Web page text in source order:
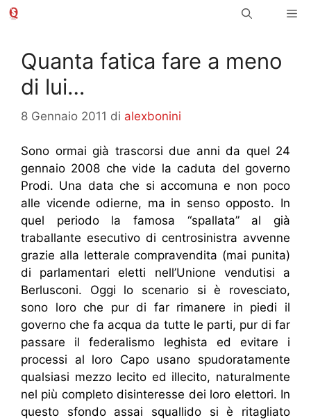
Vai
Quanta fatica fare a meno
di lui…
8 Gennaio 2011 di alexbonini
Sono ormai già trascorsi due anni da quel 24
gennaio 2008 che vide la caduta del governo
Prodi. Una data che si accomuna e non poco
alle vicende odierne, ma in senso opposto. In
quel periodo la famosa “spallata” al già
traballante esecutivo di centrosinistra avvenne
grazie alla letterale compravendita (mai punita)
di parlamentari eletti nell’Unione vendutisi a
Berlusconi. Oggi lo scenario si è rovesciato,
sono loro che pur di far rimanere in piedi il
governo che fa acqua da tutte le parti, pur di far
passare il federalismo leghista ed evitare i
processi al loro Capo usano spudoratamente
qualsiasi mezzo lecito ed illecito, naturalmente
nel più completo disinteresse dei loro elettori. In
questo sfondo assai squallido si è ritagliato